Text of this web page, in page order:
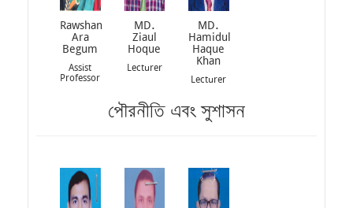
Rawshan
Ara
Begum
Assist
Professor
MD.
Ziaul
Hoque
Lecturer
MD.
Hamidul
Haque
Khan
Lecturer
পৌরনীতি এবং সুশাসন